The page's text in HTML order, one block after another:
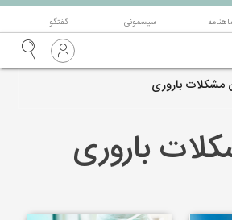
سیسمونی گفتگو
مشکلات باروری
باروری